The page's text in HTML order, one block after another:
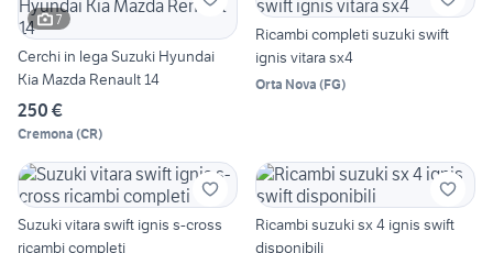
7
Cerchi in lega Suzuki Hyundai
Kia Mazda Renault 14
250 €
Cremona (CR)
Ricambi completi suzuki swift
ignis vitara sx4
Orta Nova (FG)
Suzuki vitara swift ignis s-cross
ricambi completi
Ricambi suzuki sx 4 ignis swift
disponibili